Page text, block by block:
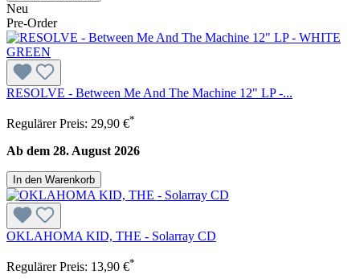
Neu
Pre-Order
RESOLVE - Between Me And The Machine 12" LP -...
Regulärer Preis: 29,90 €*
Ab dem 28. August 2026
In den Warenkorb
OKLAHOMA KID, THE - Solarray CD
Regulärer Preis: 13,90 €*